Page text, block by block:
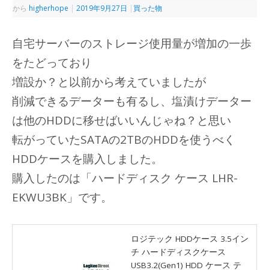
から higherhope | 2019年9月27日 | 買った物
自宅サーバーのストレージ使用量が増加の一歩
をたどっており
増設か？と以前から考えていましたが
削減できるデーターも有るし、塩漬けデーター
は他のHDDに移せばいいんじゃね？と思い
転がっていたSATAの2TBのHDDを使うべく
HDDケースを購入しました。
購入したのは「ハードディスク ケース LHR-
EKWU3BK」です。
ロジテック HDDケース 3.5イン
チ ハードディスクケース
USB3.2(Gen1) HDD ケース テ